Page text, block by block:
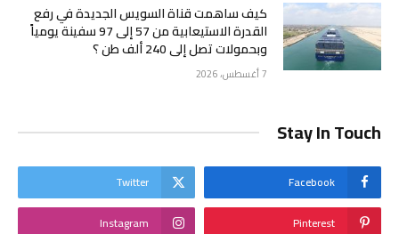
كيف ساهمت قناة السويس الجديدة في رفع
القدرة الاستيعابية من 57 إلى 97 سفينة يومياً
وبحمولات تصل إلى 240 ألف طن ؟
7 أغسطس، 2026
Stay In Touch
Facebook
Twitter
Pinterest
Instagram